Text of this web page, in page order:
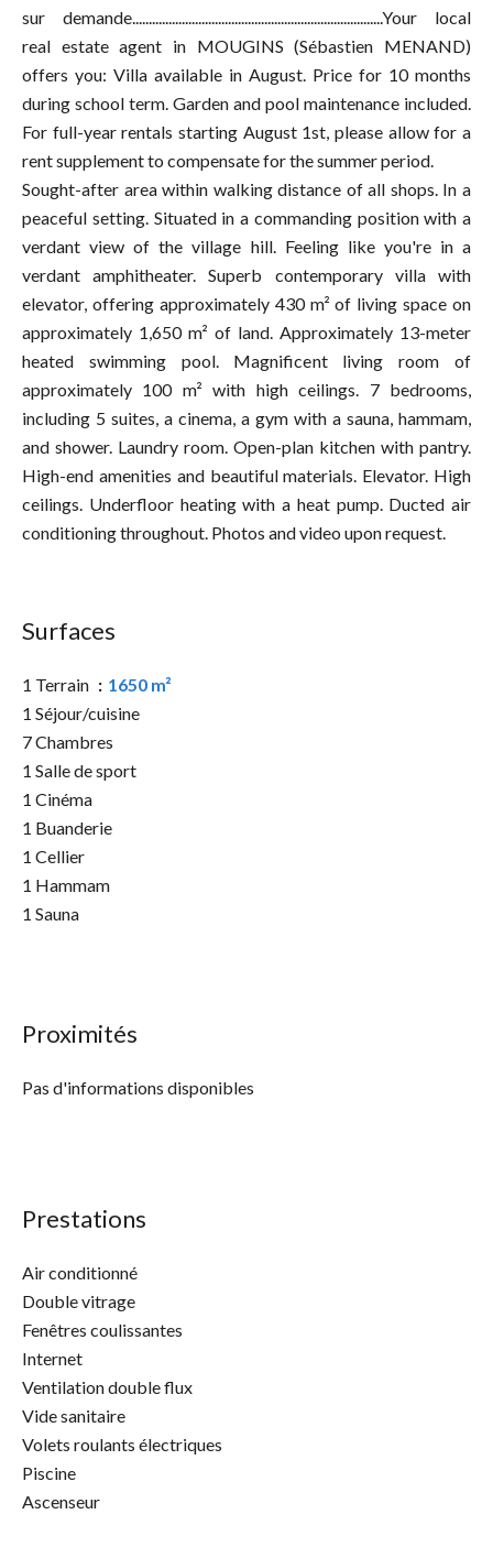
sur demande............................................................................Your local
real estate agent in MOUGINS (Sébastien MENAND)
offers you: Villa available in August. Price for 10 months
during school term. Garden and pool maintenance included.
For full-year rentals starting August 1st, please allow for a
rent supplement to compensate for the summer period.
Sought-after area within walking distance of all shops. In a
peaceful setting. Situated in a commanding position with a
verdant view of the village hill. Feeling like you're in a
verdant amphitheater. Superb contemporary villa with
elevator, offering approximately 430 m² of living space on
approximately 1,650 m² of land. Approximately 13-meter
heated swimming pool. Magnificent living room of
approximately 100 m² with high ceilings. 7 bedrooms,
including 5 suites, a cinema, a gym with a sauna, hammam,
and shower. Laundry room. Open-plan kitchen with pantry.
High-end amenities and beautiful materials. Elevator. High
ceilings. Underfloor heating with a heat pump. Ducted air
conditioning throughout. Photos and video upon request.
Surfaces
1 Terrain
1650 m²
1 Séjour/cuisine
7 Chambres
1 Salle de sport
1 Cinéma
1 Buanderie
1 Cellier
1 Hammam
1 Sauna
Proximités
Pas d'informations disponibles
Prestations
Air conditionné
Double vitrage
Fenêtres coulissantes
Internet
Ventilation double flux
Vide sanitaire
Volets roulants électriques
Piscine
Ascenseur